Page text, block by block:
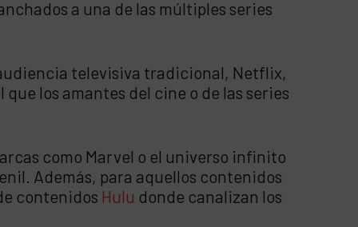
a una de las múltiples series
televisiva tradicional, Netflix,
los amantes del cine o de las series
como Marvel o el universo infinito
Además, para aquellos contenidos
contenidos Hulu donde canalizan los